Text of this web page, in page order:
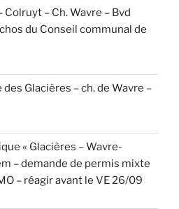
Colruyt – Ch. Wavre – Bvd
du Conseil communal de
Glacières – ch. de Wavre –
« Glacières – Wavre-
– demande de permis mixte
– réagir avant le VE 26/09